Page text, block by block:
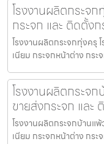
โรงงานผลิตกระจ
กระจก และ ติดตั้ง
โรงงานผลิตกระจกทุ่งครุ
เนียม กระจกหน้าต่าง กร
โรงงานผลิตกระจ
ขายส่งกระจก แล
โรงงานผลิตกระจกบ้านแ
เนียม กระจกหน้าต่าง กร